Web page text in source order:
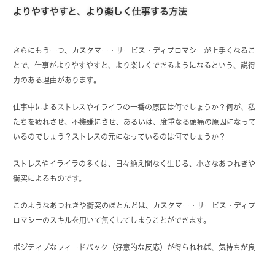
よりやすやすと、より楽しく仕事する方法
さらにもう一つ、カスタマー・サービス・ディプロマシーが上手くなるこ
とで、仕事がよりやすやすと、より楽しくできるようになるという、説得
力のある理由があります。
仕事中によるストレスやイライラの一番の原因は何でしょうか？何が、私
たちを疲れさせ、不機嫌にさせ、あるいは、度重なる頭痛の原因になって
いるのでしょう？ストレスの元になっているのは何でしょうか？
ストレスやイライラの多くは、日々絶え間なく生じる、小さなあつれきや
衝突によるものです。
このようなあつれきや衝突のほとんどは、カスタマー・サービス・ディプ
ロマシーのスキルを用いて無くしてしまうことができます。
ポジティブなフィードバック（好意的な反応）が得られれば、気持ちが良